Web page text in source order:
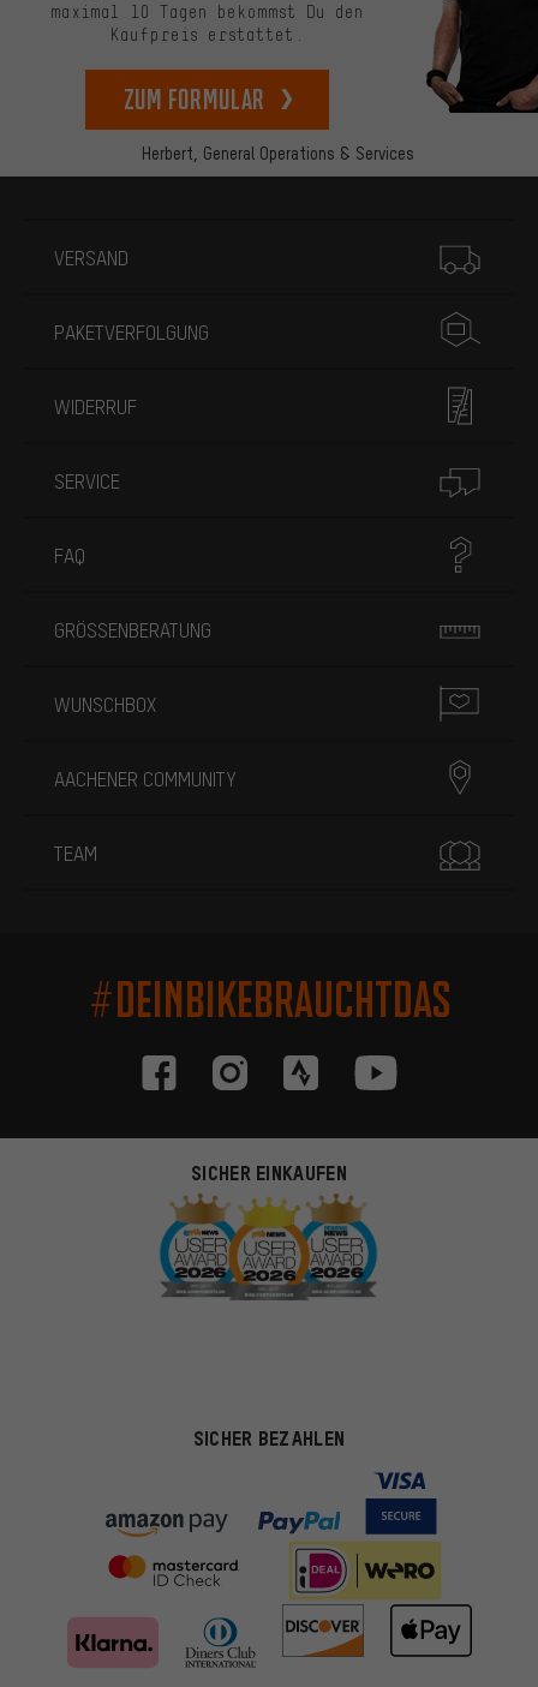
Herbert, General Operations & Services
maximal 10 Tagen bekommst Du den
Kaufpreis erstattet.
zum Formular
VERSAND
PAKETVERFOLGUNG
WIDERRUF
SERVICE
FAQ
GRÖSSENBERATUNG
WUNSCHBOX
AACHENER COMMUNITY
TEAM
#DEINBIKEBRAUCHTDAS
SICHER EINKAUFEN
SICHER BEZAHLEN